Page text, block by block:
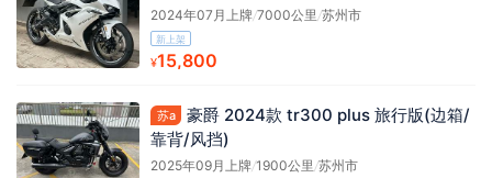
2024年07月上牌/7000公里 /苏州市
新上架
¥15,800
苏a
豪爵 2024款 tr300 plus 旅行版(边箱/
靠背/风挡)
2025年09月上牌/1900公里 /苏州市